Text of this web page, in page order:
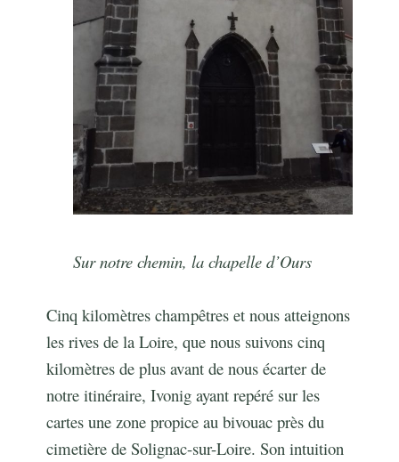
Sur notre chemin, la chapelle d’Ours
Cinq kilomètres champêtres et nous atteignons
les rives de la Loire, que nous suivons cinq
kilomètres de plus avant de nous écarter de
notre itinéraire, Ivonig ayant repéré sur les
cartes une zone propice au bivouac près du
cimetière de Solignac-sur-Loire. Son intuition